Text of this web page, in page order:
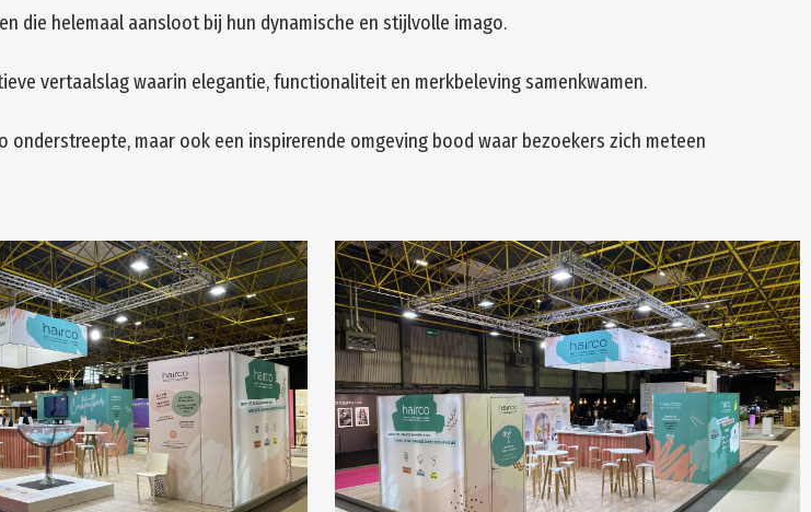
die helemaal aansloot bij hun dynamische en stijlvolle imago.
vertaalslag waarin elegantie, functionaliteit en merkbeleving samenkwamen.
maar ook een inspirerende omgeving bood waar bezoekers zich meteen